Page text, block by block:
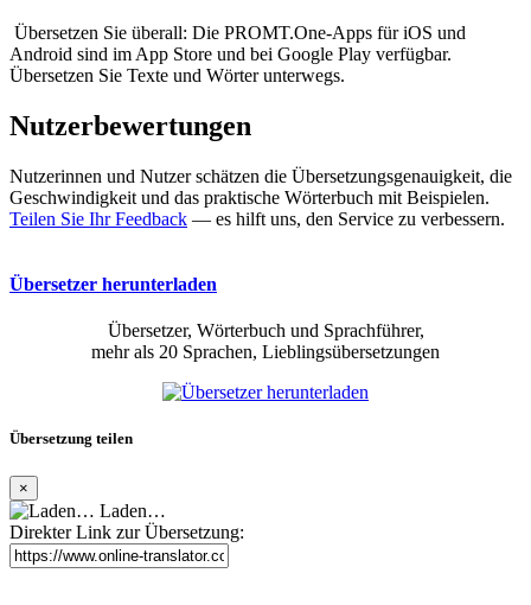
Übersetzen Sie überall: Die PROMT.One-Apps für iOS und
Android sind im App Store und bei Google Play verfügbar.
Übersetzen Sie Texte und Wörter unterwegs.
Nutzerbewertungen
Nutzerinnen und Nutzer schätzen die Übersetzungsgenauigkeit, die
Geschwindigkeit und das praktische Wörterbuch mit Beispielen.
Teilen Sie Ihr Feedback — es hilft uns, den Service zu verbessern.
Übersetzer herunterladen
Übersetzer, Wörterbuch und Sprachführer,
mehr als 20 Sprachen, Lieblingsübersetzungen
Übersetzung teilen
×
Laden…
Direkter Link zur Übersetzung: